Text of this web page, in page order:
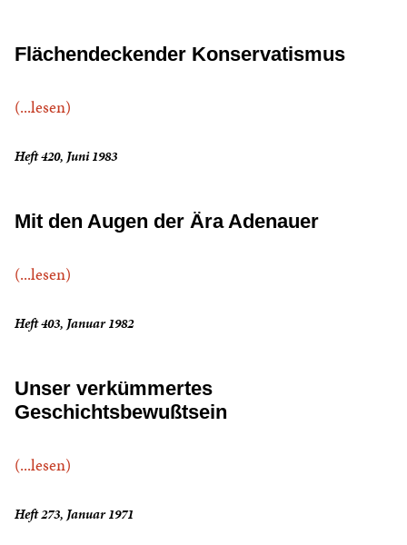
Flächendeckender Konservatismus
(...lesen)
Heft 420, Juni 1983
Mit den Augen der Ära Adenauer
(...lesen)
Heft 403, Januar 1982
Unser verkümmertes
Geschichtsbewußtsein
(...lesen)
Heft 273, Januar 1971